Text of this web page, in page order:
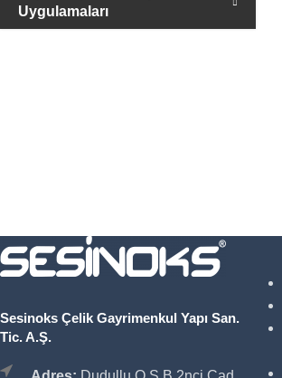
Uygulamaları
Sesinoks Çelik Gayrimenkul Yapı San.
Tic. A.Ş.